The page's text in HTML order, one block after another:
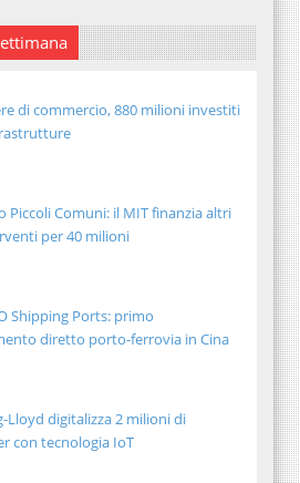
di commercio, 880 milioni investiti
Piccoli Comuni: il MIT finanzia altri
per 40 milioni
Shipping Ports: primo
diretto porto-ferrovia in Cina
Lloyd digitalizza 2 milioni di
con tecnologia IoT